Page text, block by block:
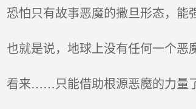
恐怕只有故事恶魔的撒旦形态，能
也就是说，地球上没有任何一个恶
看来……只能借助根源恶魔的力量了